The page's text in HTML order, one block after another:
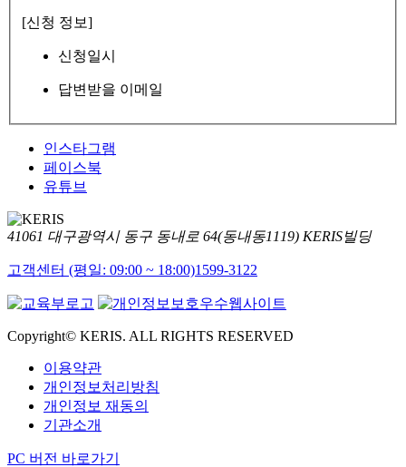
[신청 정보]
신청일시
답변받을 이메일
인스타그램
페이스북
유튜브
41061 대구광역시 동구 동내로 64(동내동1119) KERIS빌딩
고객센터 (평일: 09:00 ~ 18:00)1599-3122
Copyright© KERIS. ALL RIGHTS RESERVED
이용약관
개인정보처리방침
개인정보 재동의
기관소개
PC 버전 바로가기